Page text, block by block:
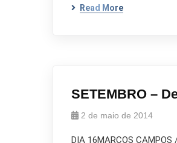
Read More
SETEMBRO –
2 de maio de 2014
DIA 16MARCOS CAMPOS